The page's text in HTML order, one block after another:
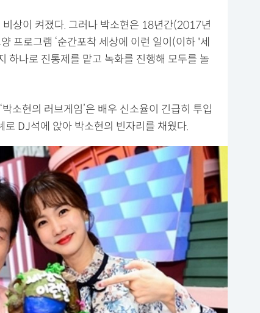
상이 켜졌다. 그러나 박소현은 18년간(2017년
프로그램 ‘순간포착 세상에 이런 일이(이하 '세
하나로 진통제를 맡고 녹화를 진행해 모두를 놀
소현의 러브게임’은 배우 신소율이 긴급히 투입
DJ석에 앉아 박소현의 빈자리를 채웠다.